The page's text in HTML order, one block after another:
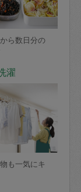
ら数日分の
濯
も一気にキ